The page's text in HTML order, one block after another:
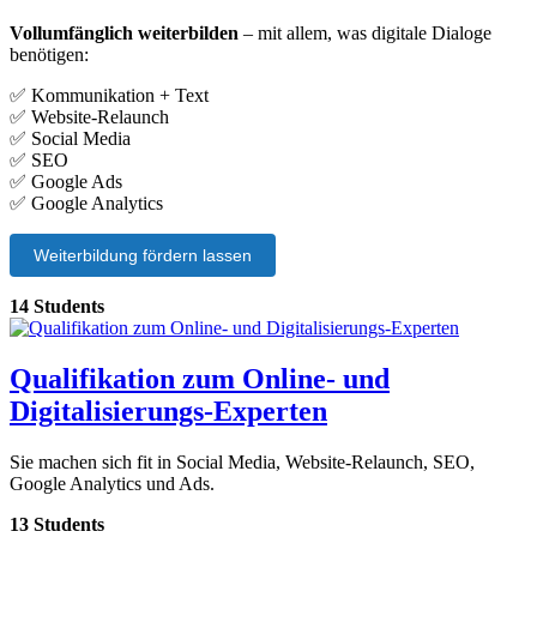
Vollumfänglich weiterbilden – mit allem, was digitale Dialoge
benötigen:
✅ Kommunikation + Text
✅ Website-Relaunch
✅ Social Media
✅ SEO
✅ Google Ads
✅ Google Analytics
Weiterbildung fördern lassen
14 Students
Qualifikation zum Online- und
Digitalisierungs-Experten
Sie machen sich fit in Social Media, Website-Relaunch, SEO,
Google Analytics und Ads.
13 Students